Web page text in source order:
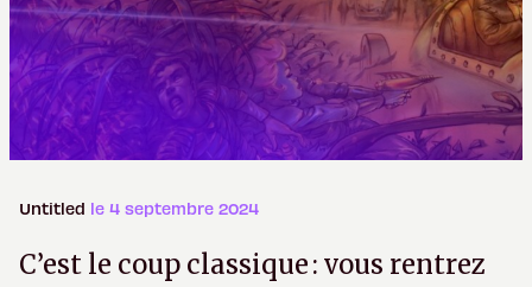
Untitled le 4 septembre 2024
C’est le coup classique : vous rentrez